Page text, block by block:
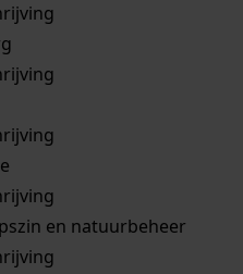
en natuurbeheer